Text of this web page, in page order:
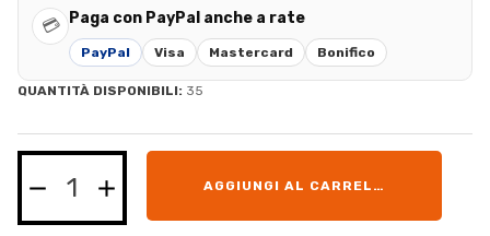
💳 Paga con PayPal anche a rate
PayPal Visa Mastercard Bonifico
QUANTITÀ DISPONIBILI: 35
AGGIUNGI AL CARRELLO